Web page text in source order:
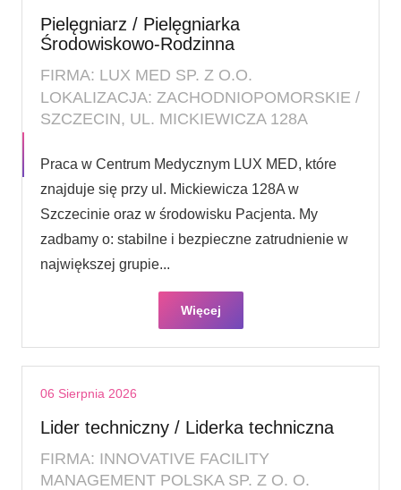
Pielęgniarz / Pielęgniarka
Środowiskowo-Rodzinna
FIRMA: LUX MED SP. Z O.O.
LOKALIZACJA: ZACHODNIOPOMORSKIE /
SZCZECIN, UL. MICKIEWICZA 128A
Praca w Centrum Medycznym LUX MED, które
znajduje się przy ul. Mickiewicza 128A w
Szczecinie oraz w środowisku Pacjenta. My
zadbamy o: stabilne i bezpieczne zatrudnienie w
największej grupie...
Więcej
06 Sierpnia 2026
Lider techniczny / Liderka techniczna
FIRMA: INNOVATIVE FACILITY
MANAGEMENT POLSKA SP. Z O. O.